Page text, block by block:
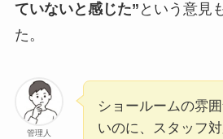
ていないと感じた” という意見
た。
管理人
ショールームの雰
いのに、スタッフ